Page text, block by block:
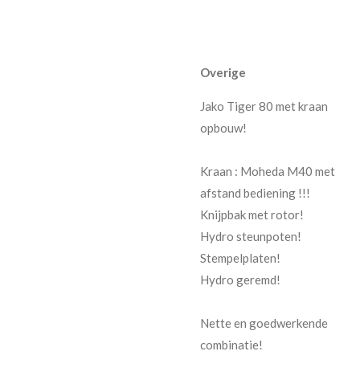
Overige
Jako Tiger 80 met kraan
opbouw!
Kraan : Moheda M40 met
afstand bediening !!!
Knijpbak met rotor!
Hydro steunpoten!
Stempelplaten!
Hydro geremd!
Nette en goedwerkende
combinatie!